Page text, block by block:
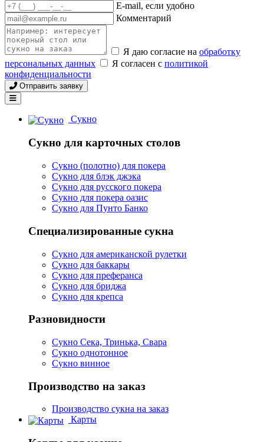
E-mail, если удобно
Комментарий
Я даю согласие на обработку
персональных данных
Я согласен с политикой
конфиденциальности
Отправить заявку
Сукно
Сукно для карточных столов
Сукно (полотно) для покера
Сукно для блэк джэка
Сукно для русского покера
Сукно для покера оазис
Сукно для Пунто Банко
Специализированные сукна
Сукно для американской рулетки
Сукно для баккары
Сукно для преферанса
Сукно для бриджа
Сукно для крепса
Разновидности
Сукно Сека, Тринька, Свара
Сукно однотонное
Сукно винное
Производство на заказ
Производство сукна на заказ
Карты